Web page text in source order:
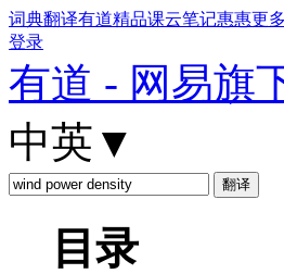
词典翻译有道精品课云笔记惠惠更
登录
有道 - 网易旗
中英 ▼
目录